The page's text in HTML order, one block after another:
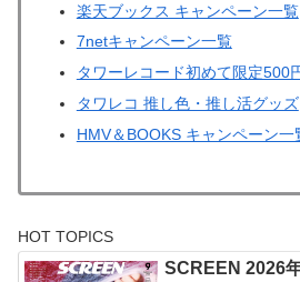
楽天ブックス キャンペーン一覧
7netキャンペーン一覧
タワーレコード初めて限定500
タワレコ 推し色・推し活グッズ
HMV＆BOOKS キャンペーン一
HOT TOPICS
SCREEN 2026